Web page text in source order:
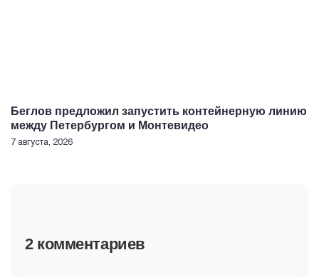
Беглов предложил запустить контейнерную линию
между Петербургом и Монтевидео
7 августа, 2026
2 комментариев